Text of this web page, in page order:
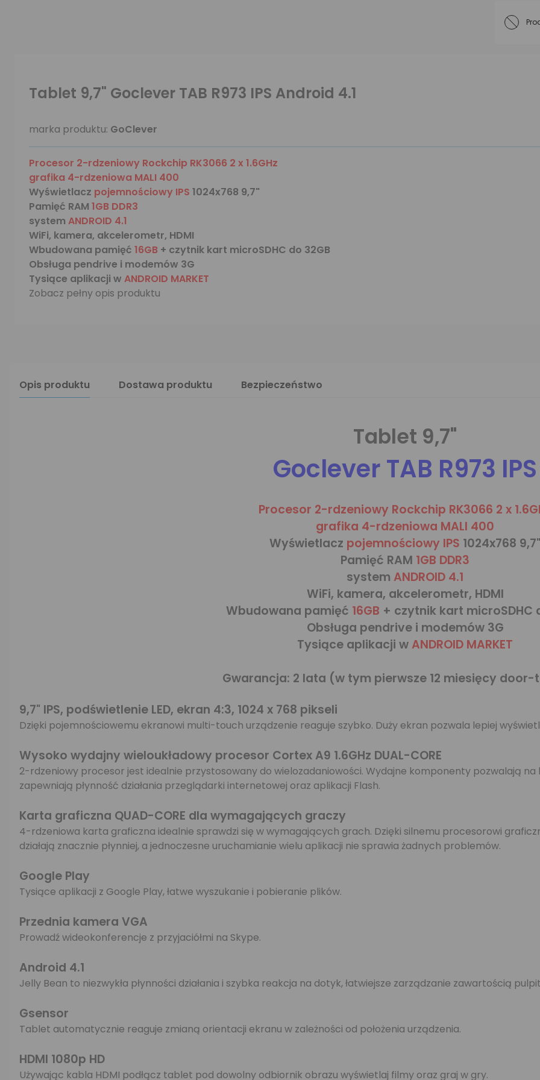
Tablet 9,7" Goclever TAB R973 IPS Android 4.1
marka produktu: GoClever
Procesor 2-rdzeniowy Rockchip RK3066 2 x 1.6GHz
grafika 4-rdzeniowa MALI 400
Wyświetlacz pojemnościowy IPS 1024x768 9,7"
Pamięć RAM 1GB DDR3
system ANDROID 4.1
WiFi, kamera, akcelerometr, HDMI
Wbudowana pamięć 16GB + czytnik kart microSDHC do 32GB
Obsługa pendrive i modemów 3G
Tysiące aplikacji w ANDROID MARKET
Zobacz pełny opis produktu
Opis produktu Dostawa produktu Bezpieczeństwo
Tablet 9,7"
Goclever TAB R973 IPS
Procesor 2-rdzeniowy Rockchip RK3066 2 x
grafika 4-rdzeniowa MALI 400
Wyświetlacz pojemnościowy IPS 1024x768 9,7"
Pamięć RAM 1GB DDR3
system ANDROID 4.1
WiFi, kamera, akcelerometr, HDMI
Wbudowana pamięć 16GB + czytnik kart microSDHC
Obsługa pendrive i modemów 3G
Tysiące aplikacji wANDROID MARKET
Gwarancja: 2 lata (w tym pierwsze 12 miesięcy
9,7" IPS, podświetlenie LED, ekran 4:3, 1024 x 768 pikseli
Dzięki pojemnościowemu ekranowi multi-touch urządzenie reaguje szybko. Duży ekran pozwala lepiej
Wysoko wydajny wieloukładowy procesor Cortex A9 1.6GHz DUAL-CORE
2-rdzeniowy procesor jest idealnie przystosowany do wielozadaniowości. Wydajne komponenty pozwalają
zapewniają płynność działania przeglądarki internetowej oraz aplikacji Flash.
Karta graficzna QUAD-CORE dla wymagających graczy
4-rdzeniowa karta graficzna idealnie sprawdzi się w wymagających grach. Dzięki silnemu procesorowi
działają znacznie płynniej, a jednoczesne uruchamianie wielu aplikacji nie sprawia żadnych problemów.
Google Play
Tysiące aplikacji z Google Play, łatwe wyszukanie i pobieranie plików.
Przednia kamera VGA
Prowadź wideokonferencje z przyjaciółmi na Skype.
Android 4.1
Jelly Bean to niezwykła płynności działania i szybka reakcja na dotyk, łatwiejsze zarządzanie zawartością
Gsensor
Tablet automatycznie reaguje zmianą orientacji ekranu w zależności od położenia urządzenia.
HDMI 1080p HD
Używając kabla HDMI podłącz tablet pod dowolny odbiornik obrazu wyświetlaj filmy oraz graj w gry.